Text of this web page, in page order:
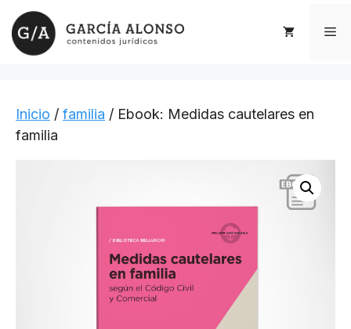
Saltar
contenido
Inicio / familia / Ebook: Medidas cautelares en
familia